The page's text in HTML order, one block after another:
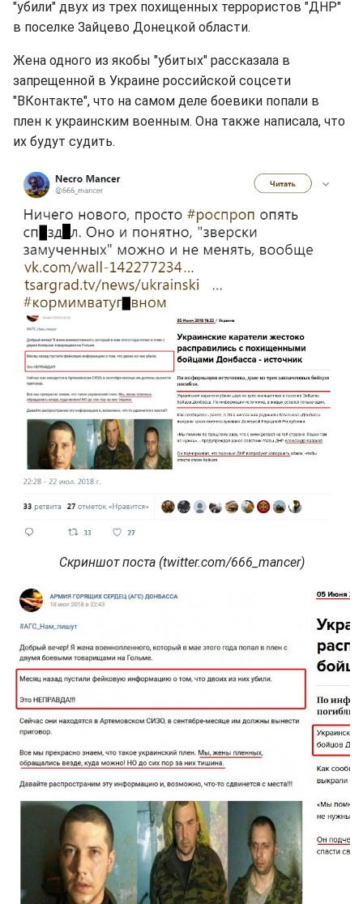
"убили" двух из трех похищенных террористов "ДНР"
в поселке Зайцево Донецкой области.
Жена одного из якобы "убитых" рассказала в
запрещенной в Украине российской соцсети
"ВКонтакте", что на самом деле боевики попали в
плен к украинским военным. Она также написала, что
их будут судить.
Скриншот поста (twitter.com/666_mancer)